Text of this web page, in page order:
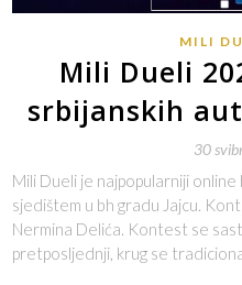
MILI
Mili Dueli
srbijanskih
30
Mili Dueli je najpopularniji
sjedištem u bh gradu Jajcu.
Nermina Delića. Kontest se
pretposljednji, krug se